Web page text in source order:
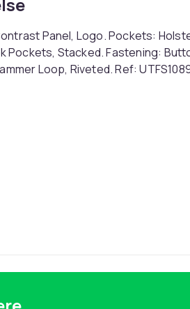
Panel, Logo. Pockets:
Pockets, Stacked. Fastening:
Loop, Riveted. Ref: